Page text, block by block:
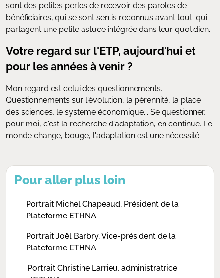
sont des petites perles de recevoir des paroles de
bénéficiaires, qui se sont sentis reconnus avant tout, qui
partagent une petite astuce intégrée dans leur quotidien.
Votre regard sur l'ETP, aujourd'hui et
pour les années à venir ?
Mon regard est celui des questionnements.
Questionnements sur l'évolution, la pérennité, la place
des sciences, le système économique... Se questionner,
pour moi, c'est la recherche d'adaptation, en continue. Le
monde change, bouge, l'adaptation est une nécessité.
Pour aller plus loin
Portrait Michel Chapeaud, Président de la
Plateforme ETHNA
Portrait Joël Barbry, Vice-président de la
Plateforme ETHNA
Portrait Christine Larrieu, administratrice